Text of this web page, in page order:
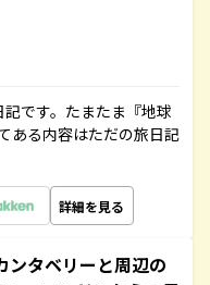
です。たまたま『地球
ある内容はただの旅日記
詳細を見る
ンタベリーと周辺の